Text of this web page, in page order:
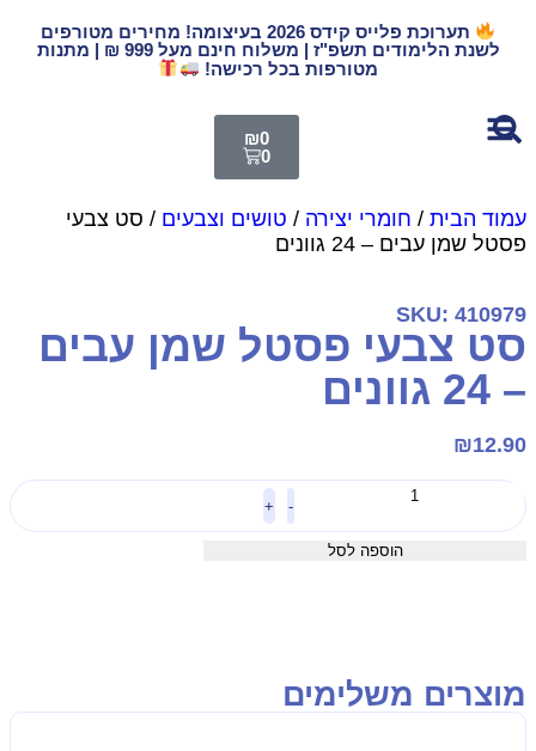
תערוכת פלייס קידס 2026 בעיצומה! מחירים מטורפים
לשנת הלימודים תשפ"ז | משלוח חינם מעל 999 ₪ | מתנות
מטורפות בכל רכישה!
₪
הבית/ חומרי יצירה/ טושים וצבעים/ סט צבעי
שמן עבים – 24 גוונים
SKU:
צבעי פסטל שמן עבים
גוונים
₪
הוספה לסל
משלימים